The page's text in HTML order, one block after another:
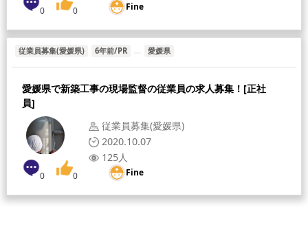
Fine
0 0
従業員募集(愛媛県) 6年前/PR 愛媛県
愛媛県で新築工事の現場監督の従業員の求人募集！[正社
員]
従業員募集(愛媛県)
2020.10.07
125人
Fine
0 0